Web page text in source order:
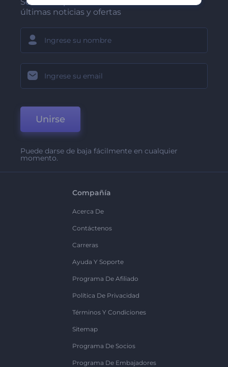
últimas noticias y ofertas
Unirse
Puede darse de baja fácilmente en cualquier
momento.
Compañía
Acerca De
Contáctenos
Carreras
Ayuda Y Soporte
Programa De Afiliado
Política De Privacidad
Términos Y Condiciones
Sitemap
Programa De Socios
Programa De Embajadores